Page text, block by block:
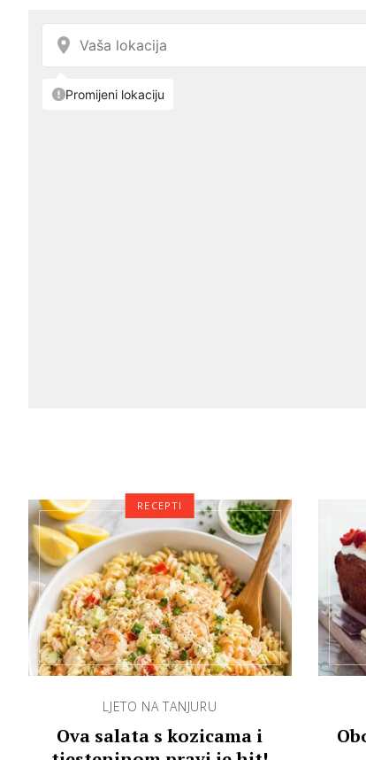
LJETO NA TANJURU
Ova salata s kozicama i
RECEPTI